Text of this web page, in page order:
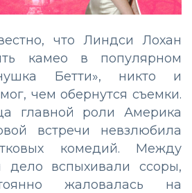
что Линдси Лохан
камео в популярном
Бетти», никто и
чем обернутся съемки.
главной роли Америка
встречи невзлюбила
комедий. Между
дело вспыхивали ссоры,
жаловалась на